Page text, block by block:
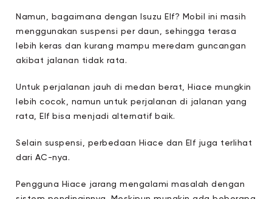
Namun, bagaimana dengan Isuzu Elf? Mobil ini masih
menggunakan suspensi per daun, sehingga terasa
lebih keras dan kurang mampu meredam guncangan
akibat jalanan tidak rata.
Untuk perjalanan jauh di medan berat, Hiace mungkin
lebih cocok, namun untuk perjalanan di jalanan yang
rata, Elf bisa menjadi alternatif baik.
Selain suspensi, perbedaan Hiace dan Elf juga terlihat
dari AC-nya.
Pengguna Hiace jarang mengalami masalah dengan